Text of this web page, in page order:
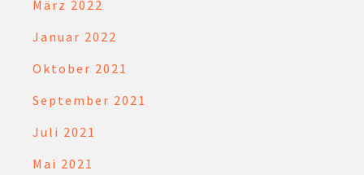
März 2022
Januar 2022
Oktober 2021
September 2021
Juli 2021
Mai 2021